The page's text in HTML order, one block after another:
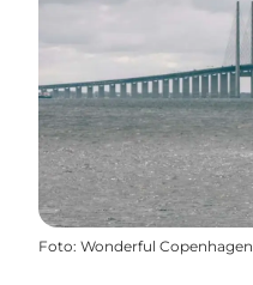
Foto: Wonderful Copenhagen